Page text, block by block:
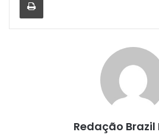
Redação